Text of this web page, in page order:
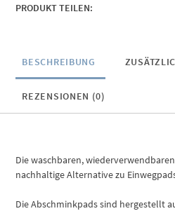
PRODUKT TEILEN:
BESCHREIBUNG
REZENSIONEN (0)
Die waschbaren,
nachhaltige Alternative zu
Die Abschminkpads sind hergestellt